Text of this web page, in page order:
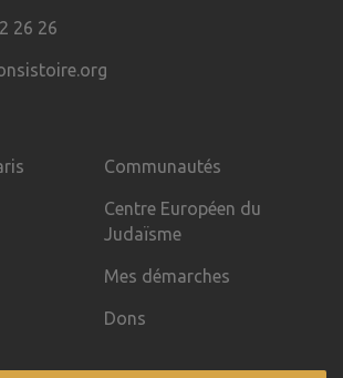
26 26
Communautés
Centre Européen du
Judaïsme
Mes démarches
Dons